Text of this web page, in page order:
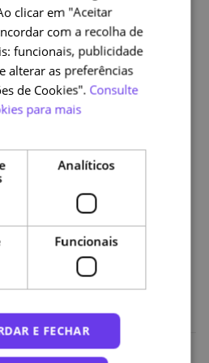
e Otimização de Processos
Empresarial
de Serviços e Relação com o
do Atendimento ao Cliente
da Experiência do Cliente
da IA na Indústria e
Futuro da IA
IA no Futuro
clicar em "Aceitar
com a recolha de
funcionais, publicidade
alterar as preferências
de Cookies". Consulte
para mais
Analíticos
Funcionais
E FECHAR